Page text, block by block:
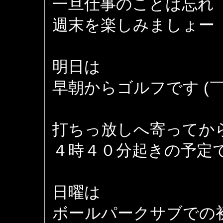
一旦仕事のことは忘れ
週末を楽しみましょー
明日は
早朝からゴルフです (
打ちっ放しへ寄ってか
４時４０分起きの予定
日曜は
ボールパークサブでの